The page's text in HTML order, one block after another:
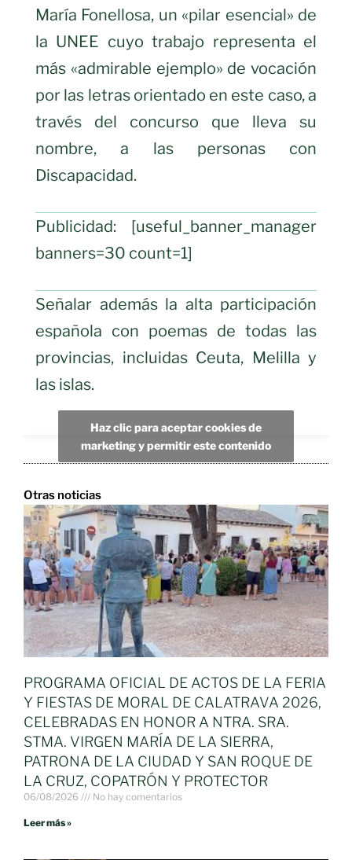
María Fonellosa, un «pilar esencial» de
la UNEE cuyo trabajo representa el
más «admirable ejemplo» de vocación
por las letras orientado en este caso, a
través del concurso que lleva su
nombre, a las personas con
Discapacidad.
Publicidad: [useful_banner_manager
banners=30 count=1]
Señalar además la alta participación
española con poemas de todas las
provincias, incluidas Ceuta, Melilla y
las islas.
Haz clic para aceptar cookies de
marketing y permitir este contenido
Otras noticias
PROGRAMA OFICIAL DE ACTOS DE LA FERIA
Y FIESTAS DE MORAL DE CALATRAVA 2026,
CELEBRADAS EN HONOR A NTRA. SRA.
STMA. VIRGEN MARÍA DE LA SIERRA,
PATRONA DE LA CIUDAD Y SAN ROQUE DE
LA CRUZ, COPATRÓN Y PROTECTOR
06/08/2026 No hay comentarios
Leer más »